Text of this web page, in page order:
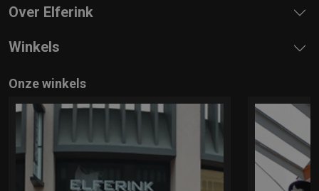
Over Elferink
Winkels
Onze winkels